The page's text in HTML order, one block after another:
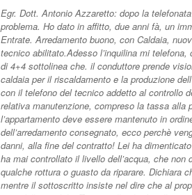
Egr. Dott. Antonio Azzaretto: dopo la
problema. Ho dato in affitto, due anni fà, un
Entrate. Arredamento buono, con Caldaia,
tecnico abilitato.Adesso l’inquilina mi
di 4+4 sottolinea che. il conduttore prende
caldaia per il riscaldamento e la produzione
con il telefono del tecnico addetto al controllo
relativa manutenzione, compreso la tassa
l’appartamento deve essere mantenuto in
dell’arredamento consegnato, ecco perchè
danni, alla fine del contratto! Lei ha
ha mai controllato il livello dell’acqua, che
qualche rottura o guasto da riparare. Dichiara
mentre il sottoscritto insiste nel dire che al